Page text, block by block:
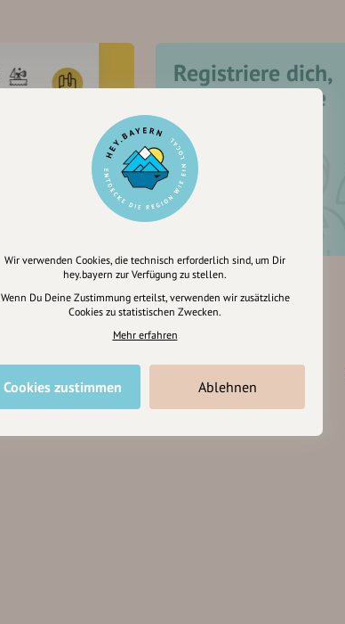
Registriere dich,
um dir Einträge
zu merken
Wir verwenden Cookies, die technisch erforderlich sind, um Dir
hey.bayern zur Verfügung zu stellen.
Wenn Du Deine Zustimmung erteilst, verwenden wir zusätzliche
Cookies zu statistischen Zwecken.
Mehr erfahren
Cookies zustimmen Ablehnen